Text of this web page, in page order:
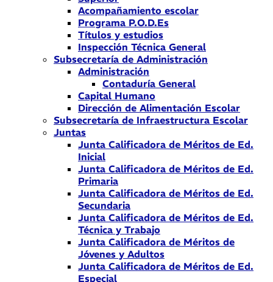
Acompañamiento escolar
Programa P.O.D.Es
Títulos y estudios
Inspección Técnica General
Subsecretaría de Administración
Administración
Contaduría General
Capital Humano
Dirección de Alimentación Escolar
Subsecretaría de Infraestructura Escolar
Juntas
Junta Calificadora de Méritos de Ed.
Inicial
Junta Calificadora de Méritos de Ed.
Primaria
Junta Calificadora de Méritos de Ed.
Secundaria
Junta Calificadora de Méritos de Ed.
Técnica y Trabajo
Junta Calificadora de Méritos de
Jóvenes y Adultos
Junta Calificadora de Méritos de Ed.
Especial